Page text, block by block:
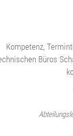
technischen Büros